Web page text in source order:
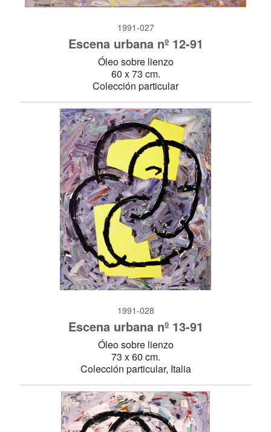
1991-027
Escena urbana nº 12-91
Óleo sobre lienzo
60 x 73 cm.
Colección particular
1991-028
Escena urbana nº 13-91
Óleo sobre lienzo
73 x 60 cm.
Colección particular, Italia